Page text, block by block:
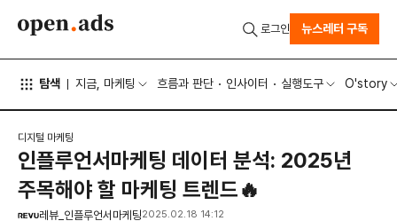
탐색 지금, 마케팅 흐름과 판단 인사이터 실행도구 O'story
로그인 뉴스레터 구독
디지털 마케팅
인플루언서마케팅 데이터 분석: 2025년
주목해야 할 마케팅 트렌드🔥
레뷰_인플루언서마케팅2025.02.18 14:12